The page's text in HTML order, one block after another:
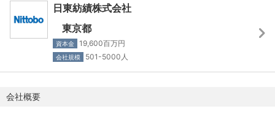
【寮・社宅】
借上げアパート、借り上げ社宅を準備
※家賃補助有
有
速・大容量通信を必須とする設備に利用されており、
スーパーコンピューターの富岳にも当社のスペシャルガラ
ス(NEガラス)が採用されております。
◆拠点付近の環境について
人口34万人程度であり、仙台に次いで「東北第二の都市」
日東紡績株式会社
東京都
資本金 19,600百万円
会社規模 501-5000人
会社概要